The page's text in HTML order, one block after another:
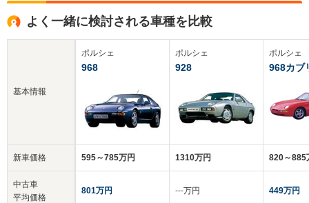
よく一緒に検討される車種を比較
基本情報
新車価格
中古車
平均価格
ポルシェ
968
595～785万円
801万円
ポルシェ
928
1310万円
‐‐‐万円
ポルシェ
968カブ
820～885
449万円